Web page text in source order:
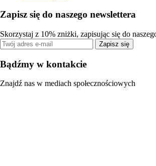
Zapisz się do naszego newslettera
Skorzystaj z 10% zniżki, zapisując się do
Zapisz się
Bądźmy w kontakcie
Znajdź nas w mediach społecznościowych